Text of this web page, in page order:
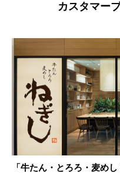
カスタマー
「牛たん・とろろ・麦めし